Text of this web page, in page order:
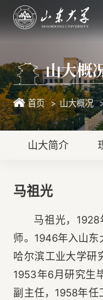
山大概
首页 山大概况
山大简介
马祖光
马祖光，
师。1946年入山东
哈尔滨工业大学研
1953年6月研究生
副主任，1958年任